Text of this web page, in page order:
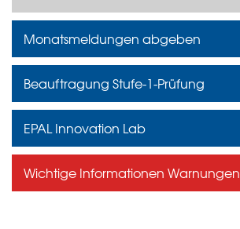
Monatsmeldungen abgeben
Beauftragung Stufe-1-Prüfung
EPAL Innovation Lab
Wichtige Informationen Warnungen